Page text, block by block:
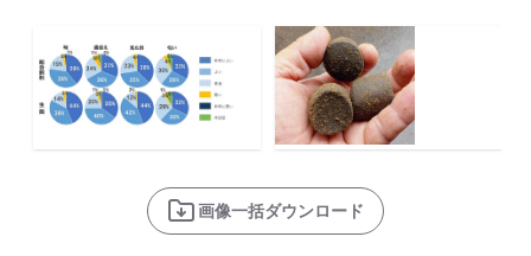
画像一括ダウンロード